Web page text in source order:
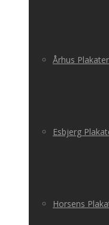
Århus Plakater
Esbjerg
Horsens